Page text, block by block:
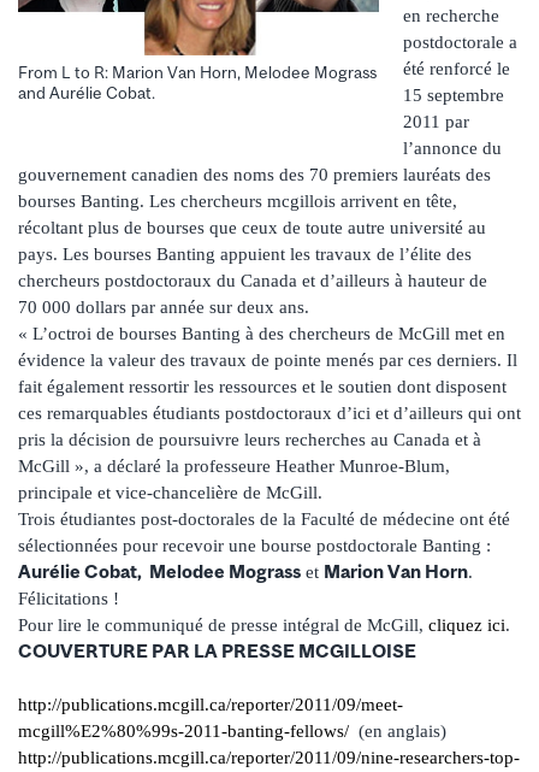
From L to R: Marion Van Horn, Melodee Mograss
and Aurélie Cobat.
en recherche
postdoctorale a
été renforcé le
15 septembre
2011 par
l’annonce du
gouvernement canadien des noms des 70 premiers lauréats des
bourses Banting. Les chercheurs mcgillois arrivent en tête,
récoltant plus de bourses que ceux de toute autre université au
pays. Les bourses Banting appuient les travaux de l’élite des
chercheurs postdoctoraux du Canada et d’ailleurs à hauteur de
70 000 dollars par année sur deux ans.
« L’octroi de bourses Banting à des chercheurs de McGill met en
évidence la valeur des travaux de pointe menés par ces derniers. Il
fait également ressortir les ressources et le soutien dont disposent
ces remarquables étudiants postdoctoraux d’ici et d’ailleurs qui ont
pris la décision de poursuivre leurs recherches au Canada et à
McGill », a déclaré la professeure Heather Munroe-Blum,
principale et vice-chancelière de McGill.
Trois étudiantes post-doctorales de la Faculté de médecine ont été
sélectionnées pour recevoir une bourse postdoctorale Banting :
Aurélie Cobat, Melodee Mograss et Marion Van Horn.
Félicitations !
Pour lire le communiqué de presse intégral de McGill, cliquez ici.
COUVERTURE PAR LA PRESSE MCGILLOISE
http://publications.mcgill.ca/reporter/2011/09/meet-
mcgill%E2%80%99s-2011-banting-fellows/ (en anglais)
http://publications.mcgill.ca/reporter/2011/09/nine-researchers-top-